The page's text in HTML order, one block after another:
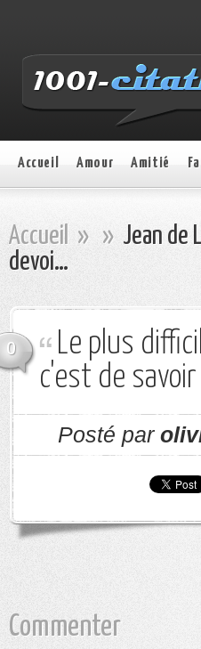
Accueil Amour Amitié
Accueil » » Jean de
devoi…
0
Le plus
c'est de
Posté par
Commenter